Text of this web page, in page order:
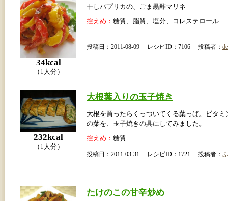
34kcal
（1人分）
干しパプリカの、ごま黒酢マリネ
控えめ： 糖質、脂質、塩分、コレステロール
投稿日：2011-08-09 レシピID：7106 投稿者：
232kcal
（1人分）
大根葉入りの玉子焼き
大根を買ったらくっついてくる葉っぱ。ビタミ
の葉を、玉子焼きの具にしてみました。
控えめ： 糖質
投稿日：2011-03-31 レシピID：1721 投稿者：
たけのこの甘辛炒め